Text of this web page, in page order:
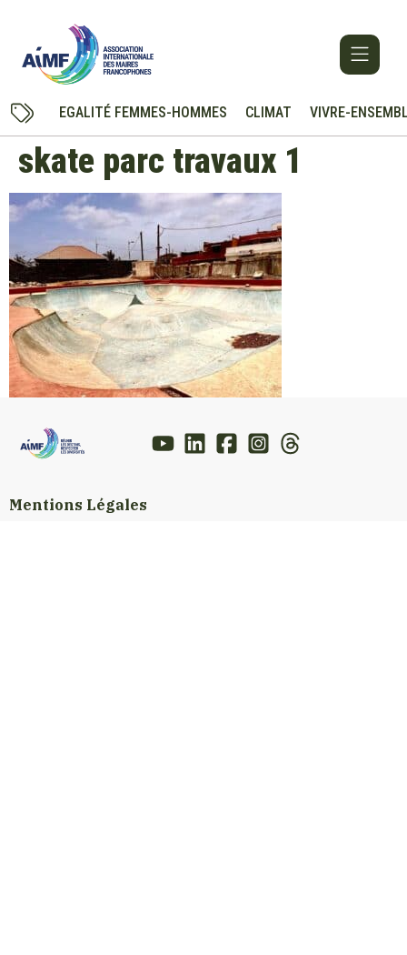
EGALITÉ FEMMES-HOMMES CLIMAT VIVRE-
skate parc travaux 1
Mentions Légales